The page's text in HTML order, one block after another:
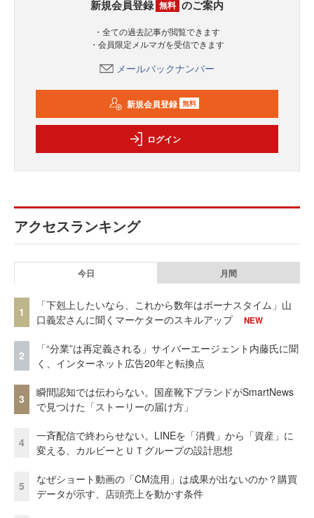
新規会員登録 無料 のご案内
・全ての過去記事が閲覧できます
・会員限定メルマガを受信できます
メールバックナンバー
新規会員登録 無料
ログイン
アクセスランキング
今日 月間
1
「下剋上したいなら、これから数年はボーナスタイム」山
口義宏さんに聞くマーケターのスキルアップ
NEW
2
「“分業”は再定義される」サイバーエージェント内藤氏に聞
く、インターネット広告20年と転換点
3
瞬間認知では伝わらない。国産靴下ブランドがSmartNews
で見つけた「ストーリーの届け方」
4
一斉配信で終わらせない。LINEを「消費」から「資産」に
変える、カルビーとＵＴグループの設計思想
5
なぜショート動画の「CM流用」は成果が出ないのか？購買
データが示す、店頭売上を動かす条件